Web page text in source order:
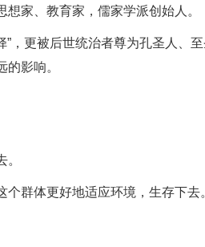
家、教育家，儒家学派创始人。
”，更被后世统治者尊为孔圣人、
影响。
个群体更好地适应环境，生存下去